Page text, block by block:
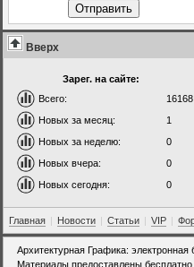
Отправить
Вверх
Зарег. на сайте:
Всего:
16168
Новых за месяц:
1
Новых за неделю:
0
Новых вчера:
0
Новых сегодня:
0
Главная | Новости | Статьи | VIP |
Архитектурная Графика:
Материалы предоставлены